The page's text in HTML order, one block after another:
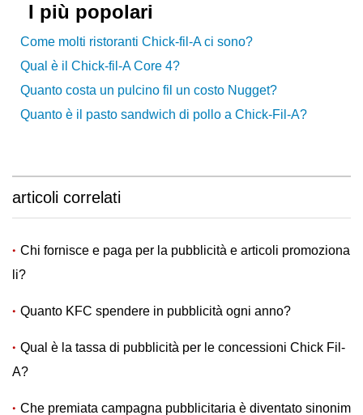
I più popolari
Come molti ristoranti Chick-fil-A ci sono?
Qual è il Chick-fil-A Core 4?
Quanto costa un pulcino fil un costo Nugget?
Quanto è il pasto sandwich di pollo a Chick-Fil-A?
articoli correlati
Chi fornisce e paga per la pubblicità e articoli promoziona
li?
Quanto KFC spendere in pubblicità ogni anno?
Qual è la tassa di pubblicità per le concessioni Chick Fil-
A?
Che premiata campagna pubblicitaria è diventato sinonim